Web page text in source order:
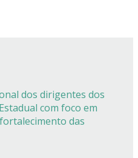
dos dirigentes dos
com foco em
das